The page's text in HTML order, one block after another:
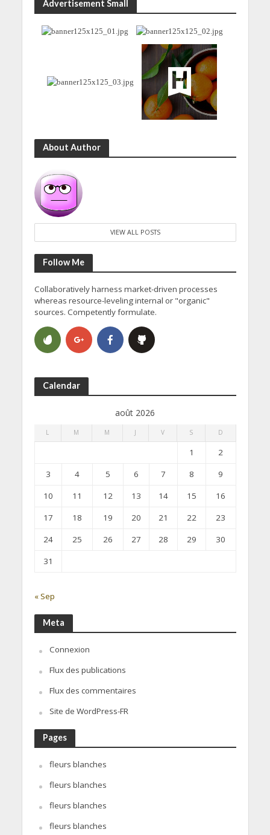
Advertisement Small
About Author
VIEW ALL POSTS
Follow Me
Collaboratively harness market-driven processes
whereas resource-leveling internal or "organic"
sources. Competently formulate.
Calendar
août 2026
L M M J V S D
1
2
3
4 5 6 7 8
9
10
11 12 13 14 15
16
17
18 19 20 21 22
23
24
25 26 27 28 29
30
31
« Sep
Meta
Connexion
Flux des publications
Flux des commentaires
Site de WordPress-FR
Pages
fleurs blanches
fleurs blanches
fleurs blanches
fleurs blanches